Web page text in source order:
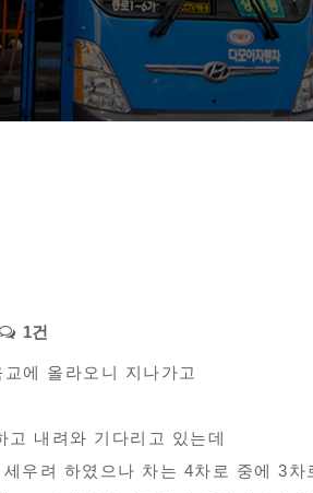
1건
에 올라오니 지나가고
고 내려와 기다리고 있는데
우려 하였으나 차는 4차로 중에 3